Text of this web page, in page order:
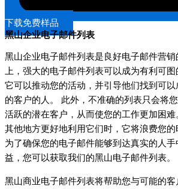
下载免费样品
黑山企业电子邮件列表
黑山企业电子邮件列表是良好电子邮件营
上，强大的电子邮件列表可以成为有利可图
它可以推动您的活动，并引导他们找到可
的客户的人。 此外，不准确的列表只会将
活跃的潜在客户，从而使您的工作更加困
其他地方更好地利用它们时，它将浪费您的
为了确保您的电子邮件能够到达真实的人手
益，您可以获取我们的黑山电子邮件列表。
黑山商业电子邮件列表将帮助您与可能的客